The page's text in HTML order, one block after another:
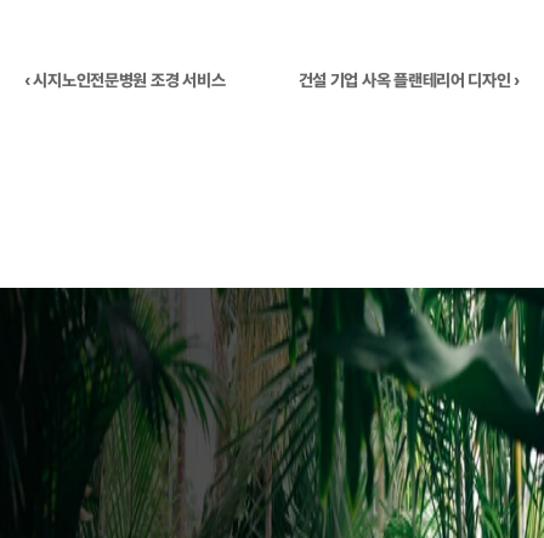
‹ 시지노인전문병원 조경 서비스 건설 기업 사옥 플랜테리어 디자인 ›